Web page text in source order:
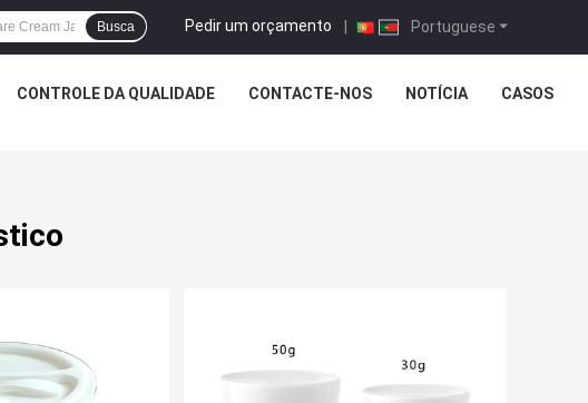
Portuguese
Pedir um orçamento |
Busca
CONTROLE DA QUALIDADE CONTACTE-NOS NOTÍCIA CASOS